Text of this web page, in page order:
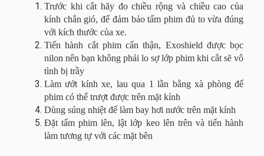
Trước khi cắt hãy đo chiều rộng và chiều cao của
kính chắn gió, để đảm bảo tấm phim đủ to vừa đúng
với kích thước của xe.
Tiến hành cắt phim cẩn thận, Exoshield được bọc
nilon nên bạn không phải lo sợ lớp phim khi cắt sẽ vô
tình bị trầy
Làm ướt kính xe, lau qua 1 lần bằng xà phòng để
phim có thể trượt được trên mặt kính
Dùng súng nhiệt để làm bay hơi nước trên mặt kính
Đặt tấm phim lên, lật lớp keo lên trên và tiến hành
làm tương tự với các mặt bên